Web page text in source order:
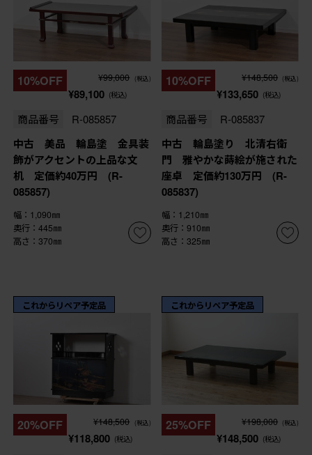
10%OFF ¥99,000 (税込)
¥89,100 (税込)
商品番号 R-085857
中古 美品 輪島塗 金具装
飾がアクセントの上品な文
机 定価約40万円 (R-
085857)
幅：1,090㎜
奥行：445㎜
高さ：370㎜
10%OFF ¥148,500 (税込)
¥133,650 (税込)
商品番号 R-085837
中古 輪島塗り 北清右衛
門 雅やかな蒔絵が施された
座卓 定価約130万円 (R-
085837)
幅：1,210㎜
奥行：910㎜
高さ：325㎜
これからリペア予定品
20%OFF ¥148,500 (税込)
¥118,800 (税込)
これからリペア予定品
25%OFF ¥198,000 (税込)
¥148,500 (税込)